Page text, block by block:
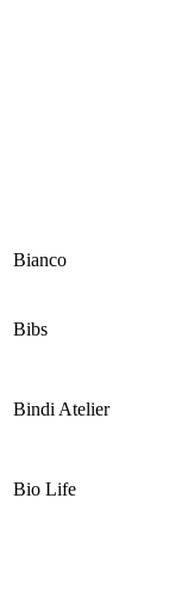
Bianco
Bibs
Bindi Atelier
Bio Life